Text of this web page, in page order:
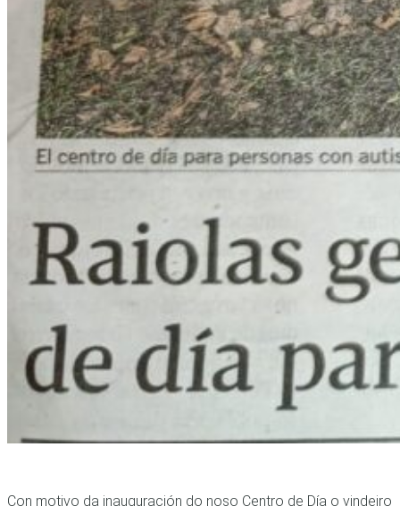
Con motivo da inauguración do noso Centro de Día o vindeiro